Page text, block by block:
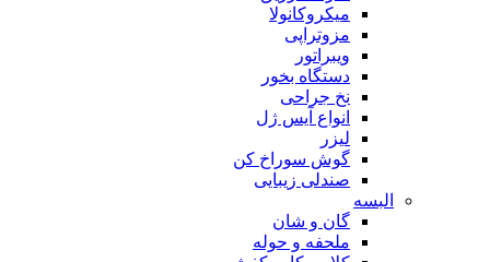
میکروکانولا
مزوتراپی
ویبراتور
دستگاه بخور
نخ جراحی
انواع آیس ژل
لیزر
گوش سوراخ کن
صندلی زیبایی
البسه
گان و شان
ملحفه و حوله